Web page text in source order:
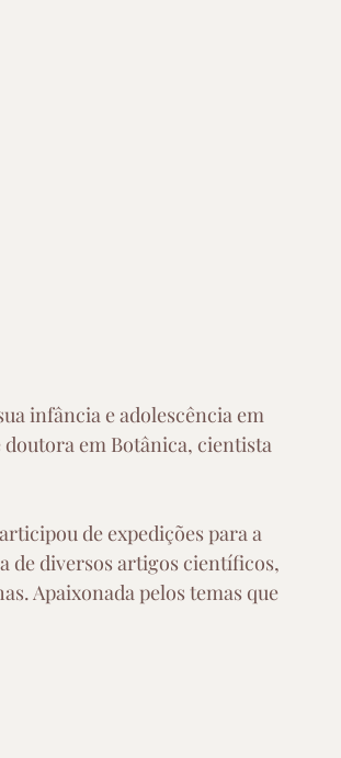
infância e adolescência em
em Botânica, cientista
de expedições para a
de diversos artigos científicos,
Apaixonada pelos temas que